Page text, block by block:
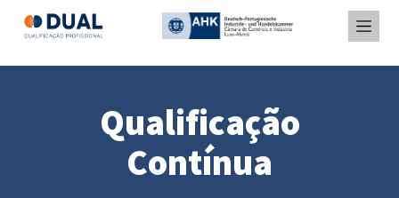
Qualificação
Contínua